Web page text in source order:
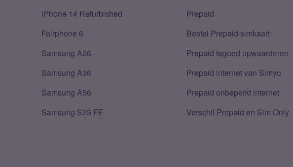
iPhone 14 Refurbished
Fairphone 6
Samsung A26
Samsung A36
Samsung A56
Samsung S25 FE
Prepaid
Bestel Prepaid simkaart
Prepaid tegoed opwaarderen
Prepaid internet van Simyo
Prepaid onbeperkt internet
Verschil Prepaid en Sim Only